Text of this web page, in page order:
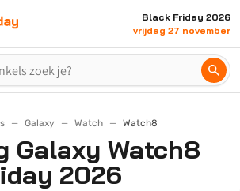
Black Friday 2026
vrijdag 27 november
Galaxy Watch Watch8
Galaxy Watch8
2026